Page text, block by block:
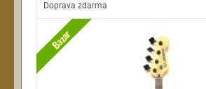
Doprava zdarma
Bazar